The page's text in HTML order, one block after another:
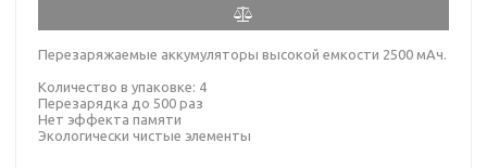
Перезаряжаемые аккумуляторы высокой емкости 2500 мАч.
Количество в упаковке: 4
Перезарядка до 500 раз
Нет эффекта памяти
Экологически чистые элементы